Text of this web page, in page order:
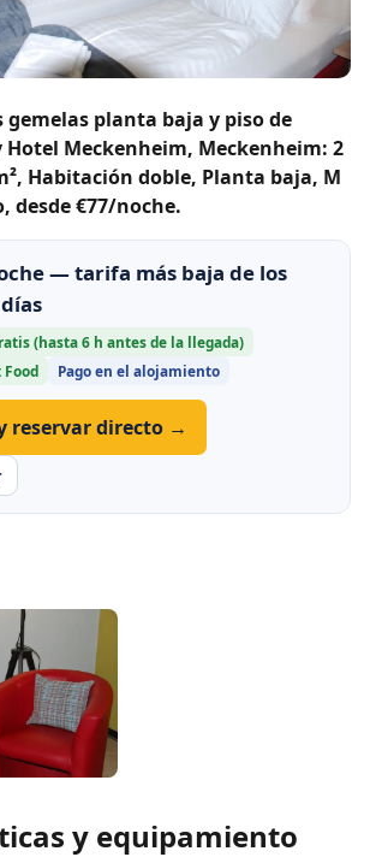
gemelas planta baja y piso de
Meckenheim, Meckenheim: 2
Habitación doble, Planta baja, M
desde €77/noche.
— tarifa más baja de los
(hasta 6 h antes de la llegada)
Pago en el alojamiento
reservar directo →
y equipamiento